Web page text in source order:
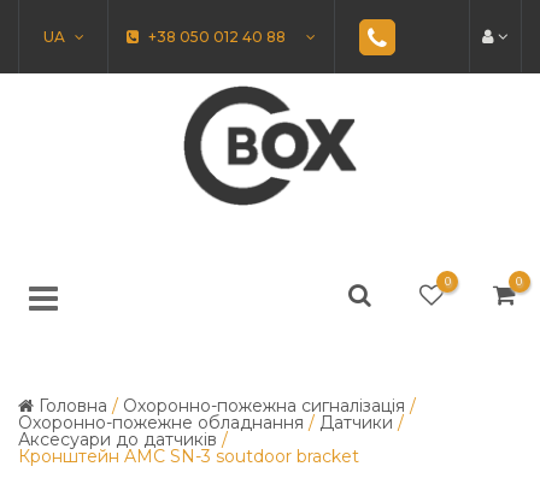
UA +38 050 012 40 88
0 0
Головна / Охоронно-пожежна сигналізація /
Охоронно-пожежне обладнання / Датчики /
Аксесуари до датчиків /
Кронштейн AMC SN-3 soutdoor bracket